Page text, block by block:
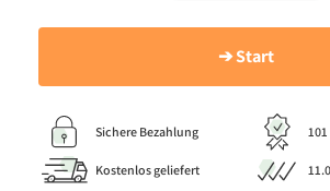
➔ Start
Sichere Bezahlung
Kostenlos geliefert